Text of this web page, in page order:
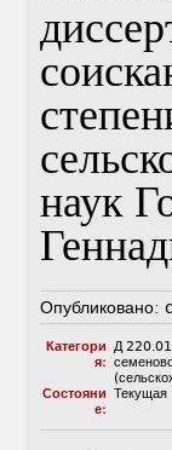
наук
Опубликовано:
Категори
я:
Д
Состояни
е:
Текущая